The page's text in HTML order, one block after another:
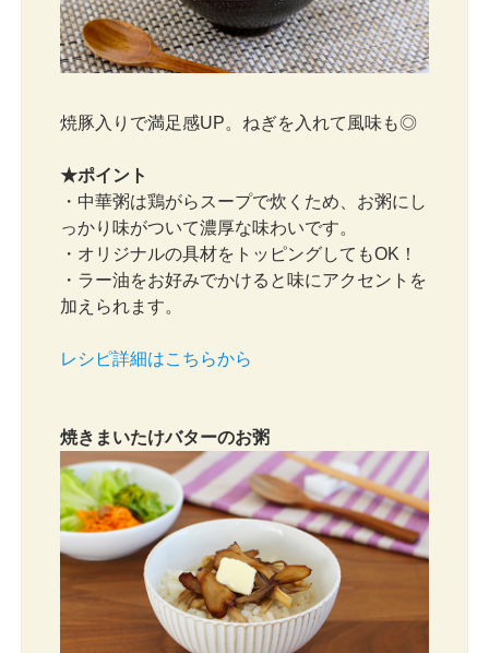
焼豚入りで満足感UP。ねぎを入れて風味も◎
★ポイント
・中華粥は鶏がらスープで炊くため、お粥にし
っかり味がついて濃厚な味わいです。
・オリジナルの具材をトッピングしてもOK！
・ラー油をお好みでかけると味にアクセントを
加えられます。
レシピ詳細はこちらから
焼きまいたけバターのお粥